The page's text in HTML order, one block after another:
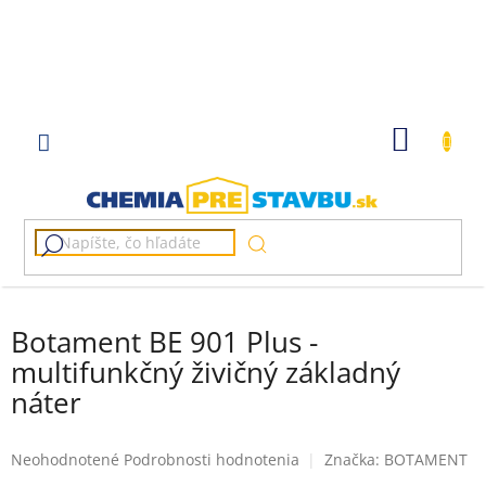
Botament BE 901 Plus -
multifunkčný živičný základný
náter
Priemerné
Neohodnotené Podrobnosti hodnotenia Značka: BOTAMENT